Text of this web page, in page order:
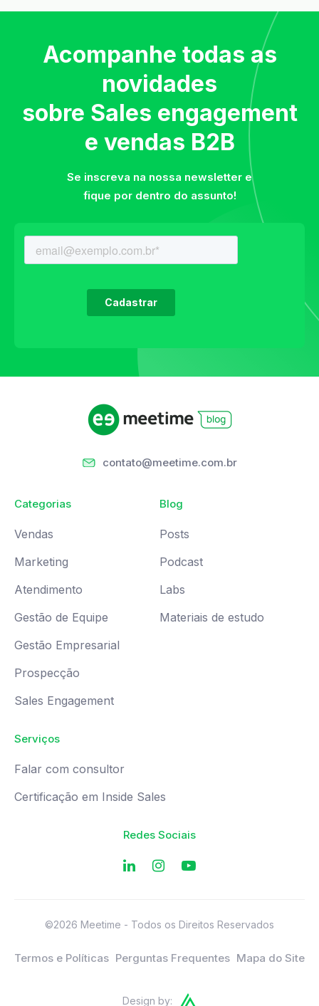
Acompanhe todas as
novidades
sobre Sales engagement
e vendas B2B
Se inscreva na nossa newsletter e
fique por dentro do assunto!
contato@meetime.com.br
Categorias
Vendas
Marketing
Atendimento
Gestão de Equipe
Gestão Empresarial
Prospecção
Sales Engagement
Blog
Posts
Podcast
Labs
Materiais de estudo
Serviços
Falar com consultor
Certificação em Inside Sales
Redes Sociais
©2026 Meetime - Todos os Direitos Reservados
Termos e Políticas Perguntas Frequentes Mapa do Site
Design by: